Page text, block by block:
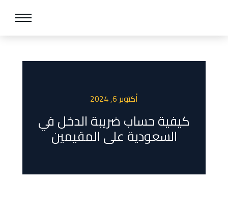
أكتوبر 6, 2024
كيفية حساب ضريبة الدخل في
السعودية على المقيمين